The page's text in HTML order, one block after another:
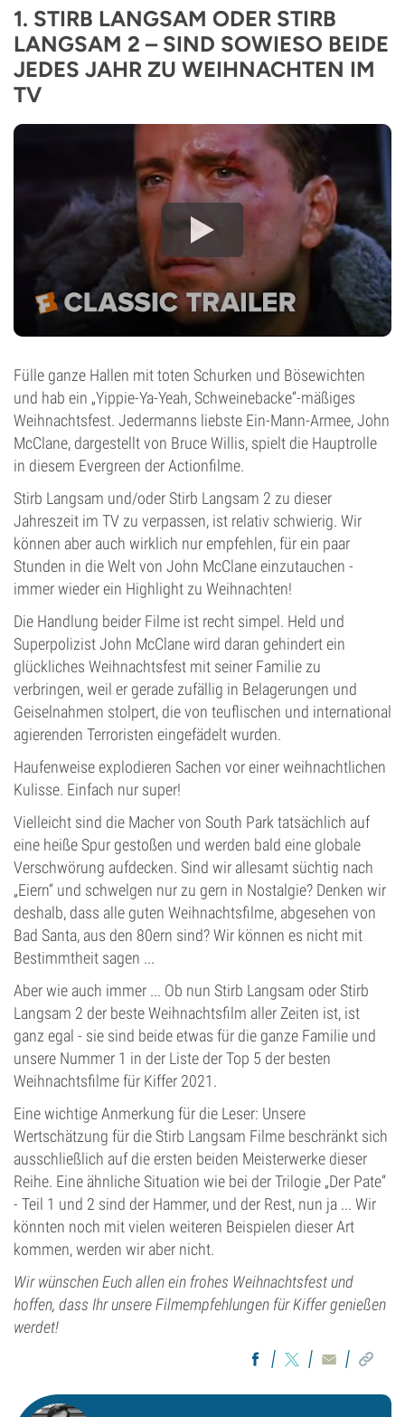
1. STIRB LANGSAM ODER STIRB
LANGSAM 2 – SIND SOWIESO BEIDE
JEDES JAHR ZU WEIHNACHTEN IM
TV
Fülle ganze Hallen mit toten Schurken und Bösewichten
und hab ein „Yippie-Ya-Yeah, Schweinebacke“-mäßiges
Weihnachtsfest. Jedermanns liebste Ein-Mann-Armee, John
McClane, dargestellt von Bruce Willis, spielt die Hauptrolle
in diesem Evergreen der Actionfilme.
Stirb Langsam und/oder Stirb Langsam 2 zu dieser
Jahreszeit im TV zu verpassen, ist relativ schwierig. Wir
können aber auch wirklich nur empfehlen, für ein paar
Stunden in die Welt von John McClane einzutauchen -
immer wieder ein Highlight zu Weihnachten!
Die Handlung beider Filme ist recht simpel. Held und
Superpolizist John McClane wird daran gehindert ein
glückliches Weihnachtsfest mit seiner Familie zu
verbringen, weil er gerade zufällig in Belagerungen und
Geiselnahmen stolpert, die von teuflischen und international
agierenden Terroristen eingefädelt wurden.
Haufenweise explodieren Sachen vor einer weihnachtlichen
Kulisse. Einfach nur super!
Vielleicht sind die Macher von South Park tatsächlich auf
eine heiße Spur gestoßen und werden bald eine globale
Verschwörung aufdecken. Sind wir allesamt süchtig nach
„Eiern“ und schwelgen nur zu gern in Nostalgie? Denken wir
deshalb, dass alle guten Weihnachtsfilme, abgesehen von
Bad Santa, aus den 80ern sind? Wir können es nicht mit
Bestimmtheit sagen ...
Aber wie auch immer ... Ob nun Stirb Langsam oder Stirb
Langsam 2 der beste Weihnachtsfilm aller Zeiten ist, ist
ganz egal - sie sind beide etwas für die ganze Familie und
unsere Nummer 1 in der Liste der Top 5 der besten
Weihnachtsfilme für Kiffer 2021.
Eine wichtige Anmerkung für die Leser: Unsere
Wertschätzung für die Stirb Langsam Filme beschränkt sich
ausschließlich auf die ersten beiden Meisterwerke dieser
Reihe. Eine ähnliche Situation wie bei der Trilogie „Der Pate“
- Teil 1 und 2 sind der Hammer, und der Rest, nun ja ... Wir
könnten noch mit vielen weiteren Beispielen dieser Art
kommen, werden wir aber nicht.
Wir wünschen Euch allen ein frohes Weihnachtsfest und
hoffen, dass Ihr unsere Filmempfehlungen für Kiffer genießen
werdet!